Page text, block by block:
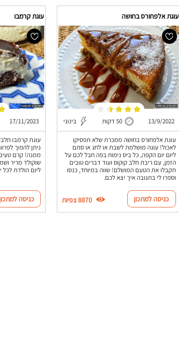
עוגת אלפחורס בחושה
13/9/2022 50 דקות בינוני
עוגת אלפחורס בחושה ממכרת שלא תפסיקו
לאכול! עוגה מושלמת לשבת או לחג או סתם
ליום יום הקפה, כל ביס נימוח בפה חבל לכם על
הזמן, עם ריבת חלב קוקוס ועוד דברים טובים
תקבלו את הטעם המושלם! שווה במיוחד, כנסו
וספרו לי בתגובה איך יצא לכם.
כניסה למתכון 8870 צפיות
עוגת קרמבו
17/11/2023
עוגת קרמבו
ניתן להפוך
ממנה! קרם
שוקולד מריר
ליום הולדת לכל
כניסה למתכון